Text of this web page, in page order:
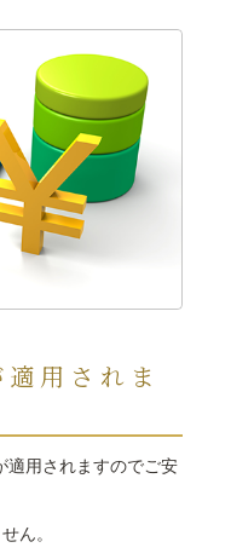
用されま
適用されますのでご安
ん。